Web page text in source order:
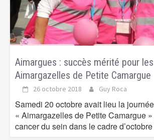
Aimargues : succès mérité pour les
Aimargazelles de Petite Camargue
26 octobre 2018 Guy Roca
Samedi 20 octobre avait lieu la
« Aimargazelles de Petite Camargue
cancer du sein dans le cadre